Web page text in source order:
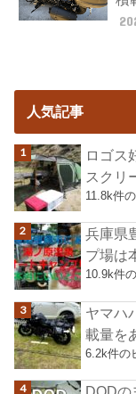
人気記事
ロゴス
スクリ
11.8k件
兵庫県
プ場は
10.9k件
ヤマハ
載量を
6.2k件の